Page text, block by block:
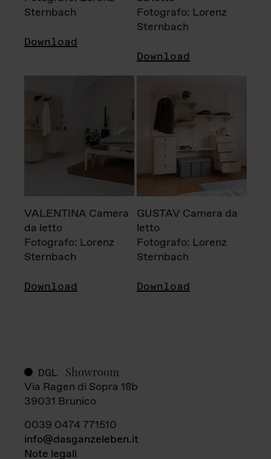
Sternbach
Download
Fotografo: Lorenz
Sternbach
Download
VALENTINA Camera
da letto
Fotografo: Lorenz
Sternbach
Download
GUSTAV Camera da
letto
Fotografo: Lorenz
Sternbach
Download
DGL Showroom
Via Ragen di Sopra 18b
39031 Brunico
0039 0474 771510
info@dasganzeleben.it
Note legali